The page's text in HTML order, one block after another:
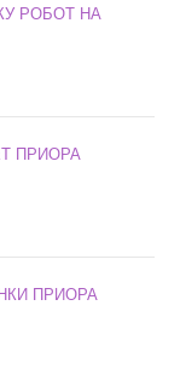
РОБОТ НА
ПРИОРА
ПРИОРА